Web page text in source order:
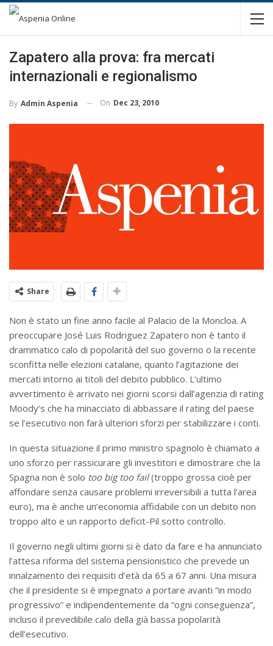
Zapatero alla prova: fra mercati
internazionali e regionalismo
By Admin Aspenia On Dec 23, 2010
Share
Non è stato un fine anno facile al Palacio de la Moncloa. A
preoccupare José Luis Rodriguez Zapatero non è tanto il
drammatico calo di popolarità del suo governo o la recente
sconfitta nelle elezioni catalane, quanto l’agitazione dei
mercati intorno ai titoli del debito pubblico. L’ultimo
avvertimento è arrivato nei giorni scorsi dall’agenzia di rating
Moody’s che ha minacciato di abbassare il rating del paese
se l’esecutivo non farà ulteriori sforzi per stabilizzare i conti.
In questa situazione il primo ministro spagnolo è chiamato a
uno sforzo per rassicurare gli investitori e dimostrare che la
Spagna non è solo too big too fail(troppo grossa cioè per
affondare senza causare problemi irreversibili a tutta l’area
euro), ma è anche un’economia affidabile con un debito non
troppo alto e un rapporto deficit-Pil sotto controllo.
Il governo negli ultimi giorni si è dato da fare e ha annunciato
l’attesa riforma del sistema pensionistico che prevede un
innalzamento dei requisiti d’età da 65 a 67 anni. Una misura
che il presidente si è impegnato a portare avanti “in modo
progressivo” e indipendentemente da “ogni conseguenza”,
incluso il prevedibile calo della già bassa popolarità
dell’esecutivo.